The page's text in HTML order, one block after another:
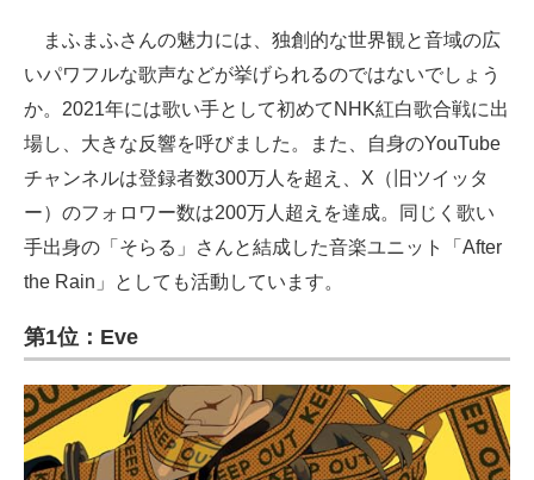
まふまふさんの魅力には、独創的な世界観と音域の広
いパワフルな歌声などが挙げられるのではないでしょう
か。2021年には歌い手として初めてNHK紅白歌合戦に出
場し、大きな反響を呼びました。また、自身のYouTube
チャンネルは登録者数300万人を超え、X（旧ツイッタ
ー）のフォロワー数は200万人超えを達成。同じく歌い
手出身の「そらる」さんと結成した音楽ユニット「After
the Rain」としても活動しています。
第1位：Eve